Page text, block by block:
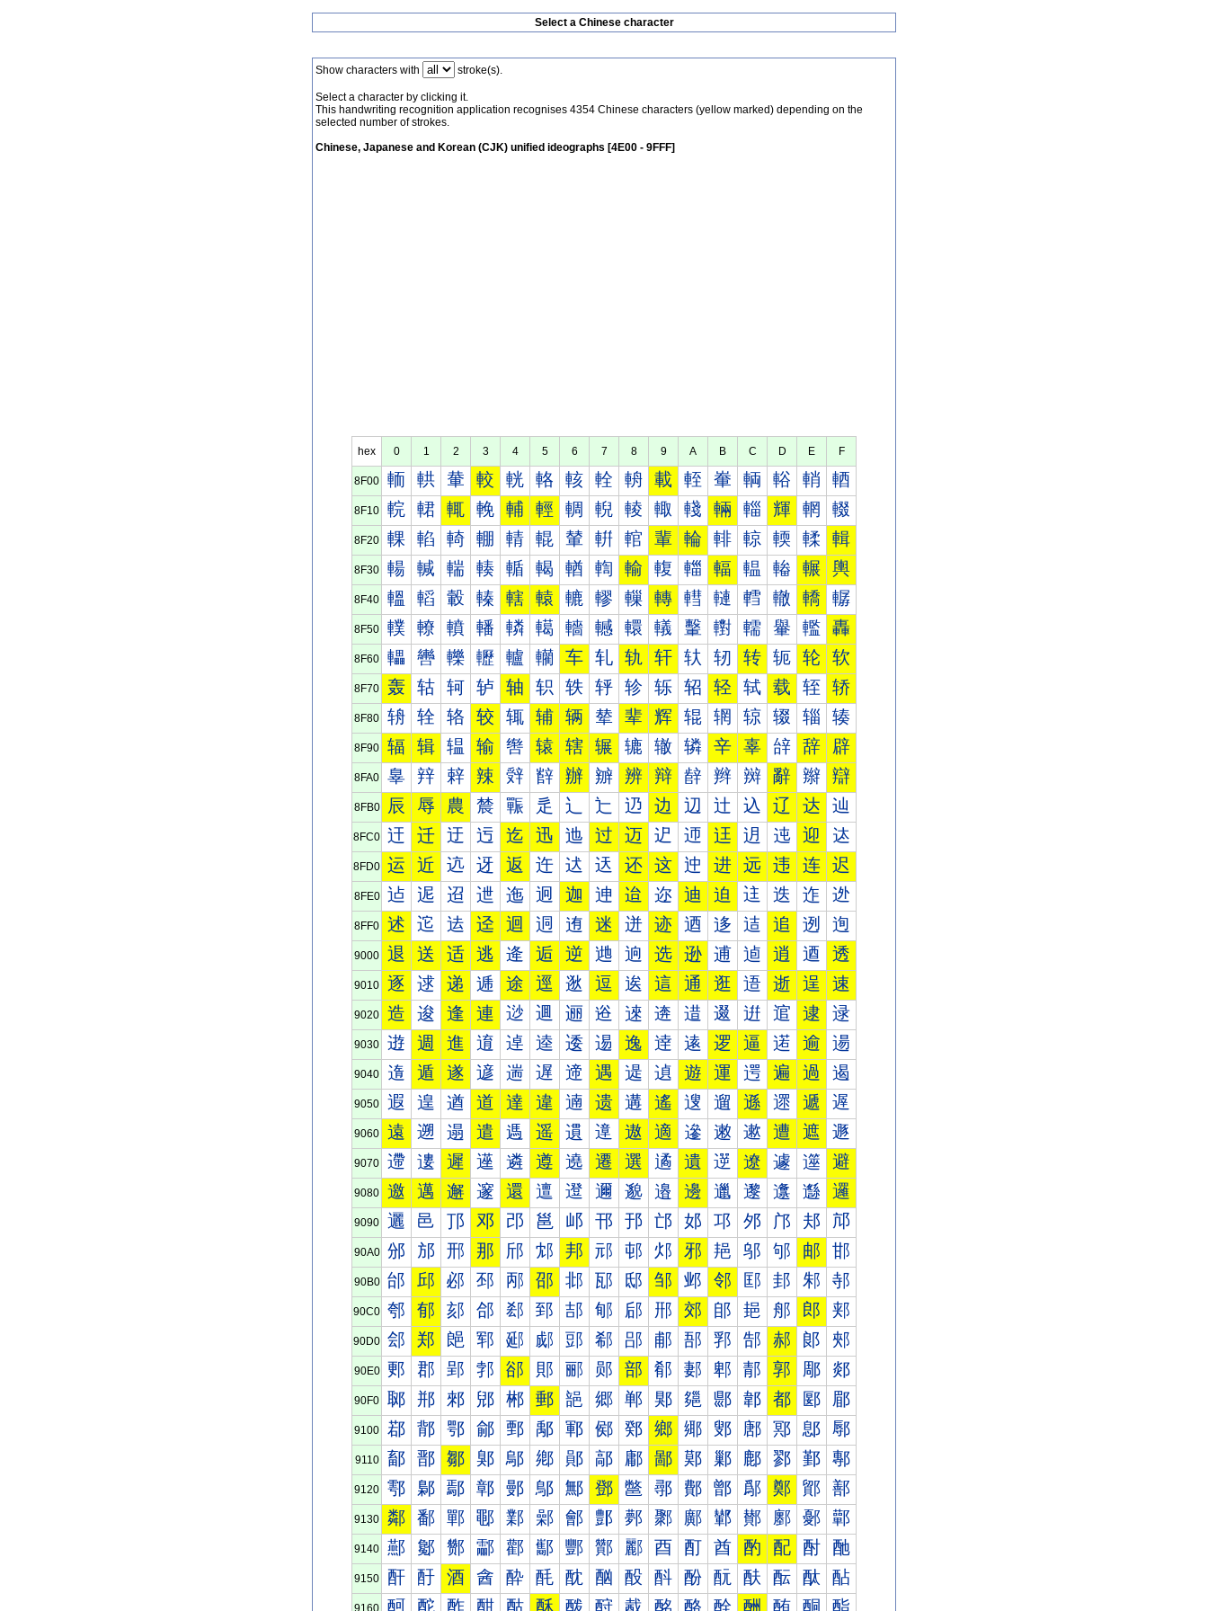
Select a Chinese character
Show characters with stroke(s).
Select a character by clicking it.
This handwriting recognition application recognises 4354 Chinese characters (yellow marked) depending on the
selected number of strokes.
Chinese, Japanese and Korean (CJK) unified ideographs [4E00 - 9FFF]
hex 0 1 2 3 4 5 6 7 8 9 A B C D E F
8F00 輀 輁 輂 較 輄 輅 輆 輇 輈 載 輊 輋 輌 輍 輎 輏
8F10 輐 輑 輒 輓 輔 輕 輖 輗 輘 輙 輚 輛 輜 輝 輞 輟
8F20 輠 輡 輢 輣 輤 輥 輦 輧 輨 輩 輪 輫 輬 輭 輮 輯
8F30 輰 輱 輲 輳 輴 輵 輶 輷 輸 輹 輺 輻 輼 輽 輾 輿
8F40 轀 轁 轂 轃 轄 轅 轆 轇 轈 轉 轊 轋 轌 轍 轎 轏
8F50 轐 轑 轒 轓 轔 轕 轖 轗 轘 轙 轚 轛 轜 轝 轞 轟
8F60 轠 轡 轢 轣 轤 轥 车 轧 轨 轩 轪 轫 转 轭 轮 软
8F70 轰 轱 轲 轳 轴 轵 轶 轷 轸 轹 轺 轻 轼 载 轾 轿
8F80 辀 辁 辂 较 辄 辅 辆 辇 辈 辉 辊 辋 辌 辍 辎 辏
8F90 辐 辑 辒 输 辔 辕 辖 辗 辘 辙 辚 辛 辜 辝 辞 辟
8FA0 辠 辡 辢 辣 辤 辥 辦 辧 辨 辩 辪 辫 辬 辭 辮 辯
8FB0 辰 辱 農 辳 辴 辵 辶 辷 辸 边 辺 辻 込 辽 达 辿
8FC0 迀 迁 迂 迃 迄 迅 迆 过 迈 迉 迊 迋 迌 迍 迎 迏
8FD0 运 近 迒 迓 返 迕 迖 迗 还 这 迚 进 远 违 连 迟
8FE0 迠 迡 迢 迣 迤 迥 迦 迧 迨 迩 迪 迫 迬 迭 迮 迯
8FF0 述 迱 迲 迳 迴 迵 迶 迷 迸 迹 迺 迻 迼 追 迾 迿
9000 退 送 适 逃 逄 逅 逆 逇 逈 选 逊 逋 逌 逍 逎 透
9010 逐 逑 递 逓 途 逕 逖 逗 逘 這 通 逛 逜 逝 逞 速
9020 造 逡 逢 連 逤 逥 逦 逧 逨 逩 逪 逫 逬 逭 逮 逯
9030 逰 週 進 逳 逴 逵 逶 逷 逸 逹 逺 逻 逼 逽 逾 逿
9040 遀 遁 遂 遃 遄 遅 遆 遇 遈 遉 遊 運 遌 遍 過 遏
9050 遐 遑 遒 道 達 違 遖 遗 遘 遙 遚 遛 遜 遝 遞 遟
9060 遠 遡 遢 遣 遤 遥 遦 遧 遨 適 遪 遫 遬 遭 遮 遯
9070 遰 遱 遲 遳 遴 遵 遶 遷 選 遹 遺 遻 遼 遽 遾 避
9080 邀 邁 邂 邃 還 邅 邆 邇 邈 邉 邊 邋 邌 邍 邎 邏
9090 邐 邑 邒 邓 邔 邕 邖 邗 邘 邙 邚 邛 邜 邝 邞 邟
90A0 邠 邡 邢 那 邤 邥 邦 邧 邨 邩 邪 邫 邬 邭 邮 邯
90B0 邰 邱 邲 邳 邴 邵 邶 邷 邸 邹 邺 邻 邼 邽 邾 邿
90C0 郀 郁 郂 郃 郄 郅 郆 郇 郈 郉 郊 郋 郌 郍 郎 郏
90D0 郐 郑 郒 郓 郔 郕 郖 郗 郘 郙 郚 郛 郜 郝 郞 郟
90E0 郠 郡 郢 郣 郤 郥 郦 郧 部 郩 郪 郫 郬 郭 郮 郯
90F0 郰 郱 郲 郳 郴 郵 郶 郷 郸 郹 郺 郻 郼 都 郾 郿
9100 鄀 鄁 鄂 鄃 鄄 鄅 鄆 鄇 鄈 鄉 鄊 鄋 鄌 鄍 鄎 鄏
9110 鄐 鄑 鄒 鄓 鄔 鄕 鄖 鄗 鄘 鄙 鄚 鄛 鄜 鄝 鄞 鄟
9120 鄠 鄡 鄢 鄣 鄤 鄥 鄦 鄧 鄨 鄩 鄪 鄫 鄬 鄭 鄮 鄯
9130 鄰 鄱 鄲 鄳 鄴 鄵 鄶 鄷 鄸 鄹 鄺 鄻 鄼 鄽 鄾 鄿
9140 酀 酁 酂 酃 酄 酅 酆 酇 酈 酉 酊 酋 酌 配 酎 酏
9150 酐 酑 酒 酓 酔 酕 酖 酗 酘 酙 酚 酛 酜 酝 酞 酟
9160 酠 酡 酢 酣 酤 酥 酦 酧 酨 酩 酪 酫 酬 酭 酮 酯